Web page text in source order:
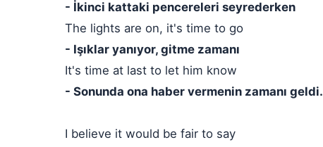
- İkinci kattaki pencereleri seyrederken
The lights are on, it's time to go
- Işıklar yanıyor, gitme zamanı
It's time at last to let him know
- Sonunda ona haber vermenin zamanı geldi.
I believe it would be fair to say